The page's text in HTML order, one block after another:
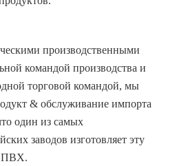
производственными
командой производства и
торговой командой, мы
& обслуживание импорта
один из самых
заводов изготовляет эту
ПВХ.